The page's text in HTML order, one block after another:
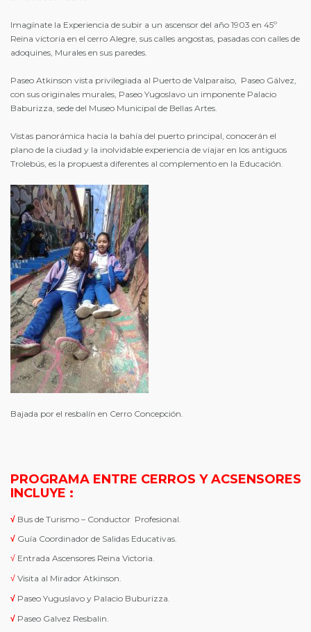
Imagínate la Experiencia de subir a un ascensor del año 1903 en 45º
Reina victoria en el cerro Alegre, sus calles angostas, pasadas con calles de
adoquines, Murales en sus paredes.
Paseo Atkinson vista privilegiada al Puerto de Valparaíso, Paseo Gálvez,
con sus originales murales, Paseo Yugoslavo un imponente Palacio
Baburizza, sede del Museo Municipal de Bellas Artes.
Vistas panorámica hacia la bahía del puerto principal, conocerán el
plano de la ciudad y la inolvidable experiencia de viajar en los antiguos
Trolebús, es la propuesta diferentes al complemento en la Educación.
Bajada por el resbalín en Cerro Concepción.
PROGRAMA ENTRE CERROS Y ACSENSORES
INCLUYE :
√ Bus de Turismo – Conductor Profesional.
√ Guía Coordinador de Salidas Educativas.
√ Entrada Ascensores Reina Victoria.
√ Visita al Mirador Atkinson.
√ Paseo Yuguslavo y Palacio Buburizza.
√ Paseo Galvez Resbalin.